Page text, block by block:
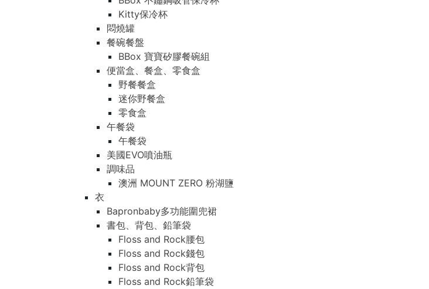
Kitty保冷杯
悶燒罐
餐碗餐盤
BBox 寶寶矽膠餐碗組
便當盒、餐盒、零食盒
野餐餐盒
迷你野餐盒
零食盒
午餐袋
午餐袋
美國EVO噴油瓶
調味品
澳洲 MOUNT ZERO 粉湖鹽
衣
Bapronbaby多功能圍兜裙
書包、背包、鉛筆袋
Floss and Rock腰包
Floss and Rock錢包
Floss and Rock背包
Floss and Rock鉛筆袋